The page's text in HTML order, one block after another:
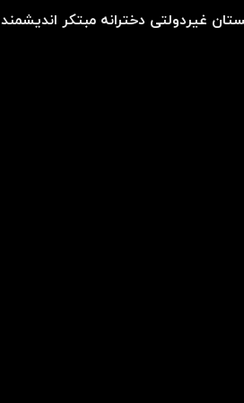
غیردولتی دخترانه مبتکر اندیشمند